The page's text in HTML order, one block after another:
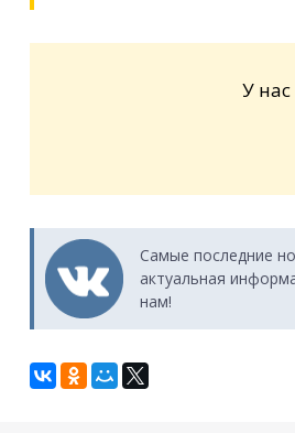
У
Самые последние
актуальная
нам!